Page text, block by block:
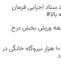
بنیاد ۱۵ خرداد ستاد اجرایی فرمان
ورزش بخش درح
توسعه به سبک معتمدیان ۱۰ هزار نیروگاه خانگی در